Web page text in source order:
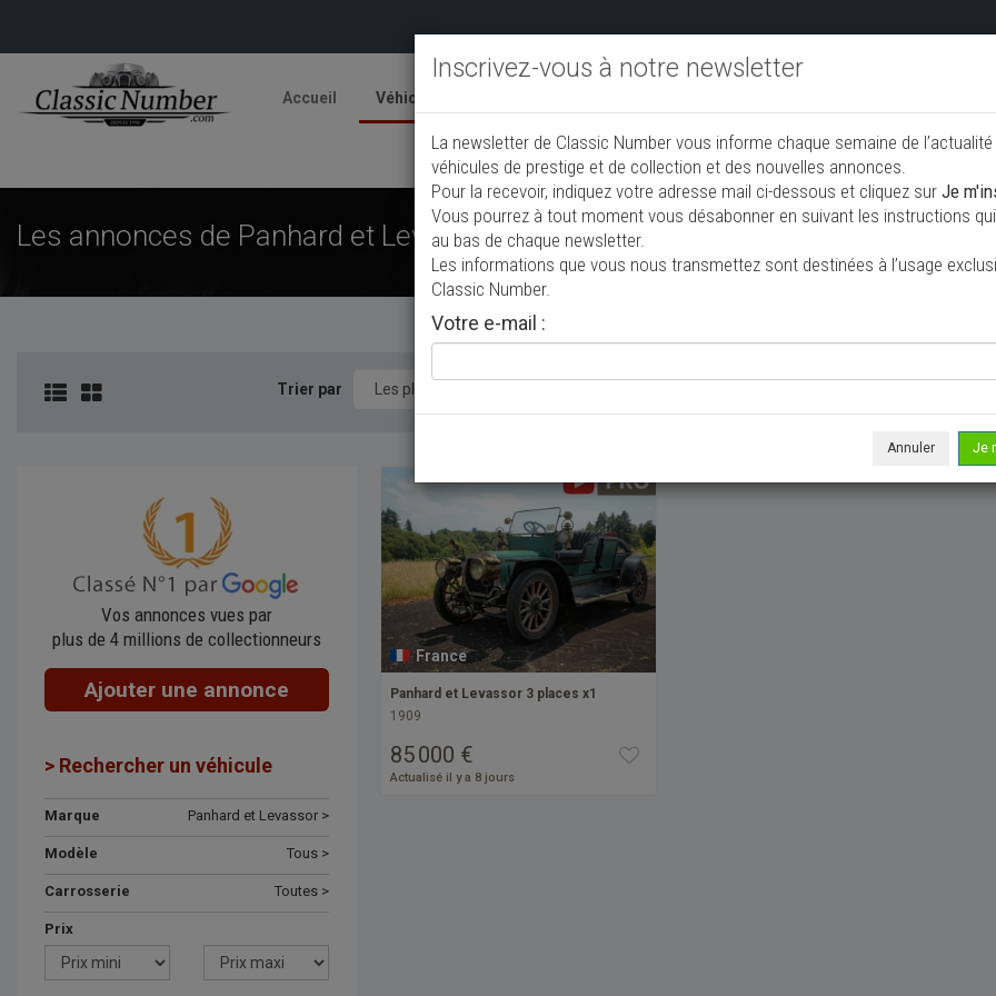
Accueil Véhicules
Ajouter une annonce
Les annonces de Panhard et Levassor de collection à vendre
Trier par
Vos annonces vues par
plus de 4 millions de collectionneurs
Ajouter une annonce
> Rechercher un véhicule
Marque Panhard et Levassor >
Modèle Tous >
Carrosserie Toutes >
Prix
France
Panhard et Levassor 3 places x1
1909
85 000 €
Actualisé il y a 8 jours
Inscrivez-vous à notre newsletter
La newsletter de Classic Number vous informe chaque semaine de
véhicules de prestige et de collection et des nouvelles annonces.
Pour la recevoir, indiquez votre adresse mail ci-dessous et cliquez sur Je
Vous pourrez à tout moment vous désabonner en suivant les instructions
au bas de chaque newsletter.
Les informations que vous nous transmettez sont destinées à l’usage
Classic Number.
Votre e-mail :
Annuler Je